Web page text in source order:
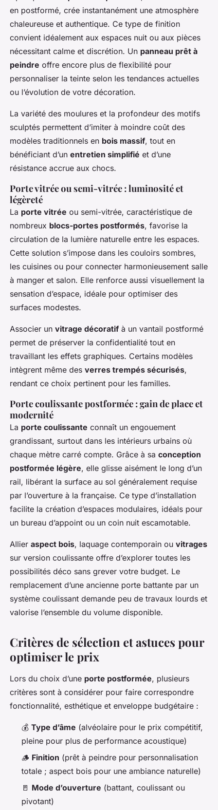
en postformé, crée instantanément une atmosphère
chaleureuse et authentique. Ce type de finition
convient idéalement aux espaces nuit ou aux pièces
nécessitant calme et discrétion. Un panneau prêt à
peindre offre encore plus de flexibilité pour
personnaliser la teinte selon les tendances actuelles
ou l’évolution de votre décoration.
La variété des moulures et la profondeur des motifs
sculptés permettent d’imiter à moindre coût des
modèles traditionnels en bois massif, tout en
bénéficiant d’un entretien simplifié et d’une
résistance accrue aux chocs.
Porte vitrée ou semi-vitrée : luminosité et
légèreté
La porte vitrée ou semi-vitrée, caractéristique de
nombreux blocs-portes postformés, favorise la
circulation de la lumière naturelle entre les espaces.
Cette solution s’impose dans les couloirs sombres,
les cuisines ou pour connecter harmonieusement salle
à manger et salon. Elle renforce aussi visuellement la
sensation d’espace, idéale pour optimiser des
surfaces modestes.
Associer un vitrage décoratif à un vantail postformé
permet de préserver la confidentialité tout en
travaillant les effets graphiques. Certains modèles
intègrent même des verres trempés sécurisés,
rendant ce choix pertinent pour les familles.
Porte coulissante postformée : gain de place et
modernité
La porte coulissante connaît un engouement
grandissant, surtout dans les intérieurs urbains où
chaque mètre carré compte. Grâce à sa conception
postformée légère, elle glisse aisément le long d’un
rail, libérant la surface au sol généralement requise
par l’ouverture à la française. Ce type d’installation
facilite la création d’espaces modulaires, idéals pour
un bureau d’appoint ou un coin nuit escamotable.
Allier aspect bois, laquage contemporain ou vitrages
sur version coulissante offre d’explorer toutes les
possibilités déco sans grever votre budget. Le
remplacement d’une ancienne porte battante par un
système coulissant demande peu de travaux lourds et
valorise l’ensemble du volume disponible.
Critères de sélection et astuces pour
optimiser le prix
Lors du choix d’une porte postformée, plusieurs
critères sont à considérer pour faire correspondre
fonctionnalité, esthétique et enveloppe budgétaire :
💰 Type d’âme (alvéolaire pour le prix compétitif,
pleine pour plus de performance acoustique)
🪵 Finition (prêt à peindre pour personnalisation
totale ; aspect bois pour une ambiance naturelle)
🚪 Mode d’ouverture (battant, coulissant ou
pivotant)